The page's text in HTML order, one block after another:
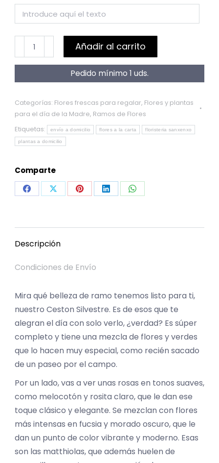
Cestón
Silvestre
Añadir al carrito
Pedido mínimo 1 uds.
Categorías: Flores frescas para regalar, Flores y plantas
para el día de la Madre, Ramos de Flores
Etiquetas:
envío a domicilio flores a la carta floristeria sanxenxo
plantas a domicilio
Comparte
Share
Facebook
Share
X
Share
Pinterest
Share
LinkedIn
Share
WhatsApp
Descripción
Condiciones de Envío
Mira qué belleza de ramo tenemos listo para ti,
nuestro Ceston Silvestre. Es de esos que te
alegran el día con solo verlo, ¿verdad? Es súper
completo y tiene una mezcla de flores y verdes
que lo hacen muy especial, como recién sacado
de un paseo por el campo.
Por un lado, vas a ver unas rosas en tonos suaves,
como melocotón y rosita claro, que le dan ese
toque clásico y elegante. Se mezclan con flores
más intensas en fucsia y morado oscuro, que le
dan un punto de color vibrante y moderno. Esas
son las matthiolas, que además huelen de